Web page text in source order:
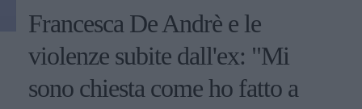
Francesca De Andrè e le
violenze subite dall'ex: "Mi
sono chiesta come ho fatto a